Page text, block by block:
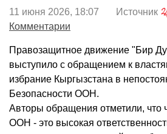
11 июня 2026, 18:07 Источник
Комментарии
Правозащитное движение "Бир
выступило с обращением к
избрание Кыргызстана в
Безопасности ООН.
Авторы обращения отметили, что
ООН - это высокая